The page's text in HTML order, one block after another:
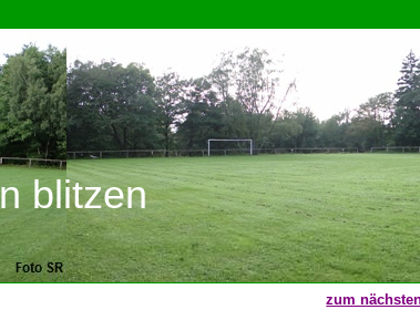
blitzen
zum